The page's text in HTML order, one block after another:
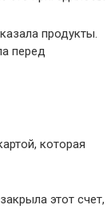
продукты.
перед
которая
этот счет,